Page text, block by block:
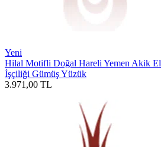
Yeni
Hilal Motifli Doğal Hareli Yemen Akik El
İşçiliği Gümüş Yüzük
3.971,00 TL